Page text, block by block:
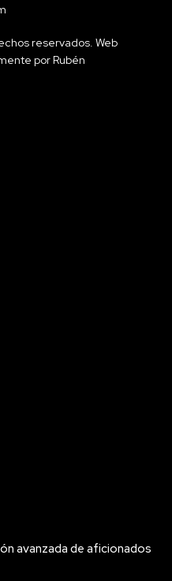
reservados. Web
por Rubén
avanzada de aficionados